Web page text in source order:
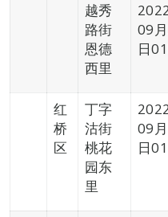
越秀
路街
恩德
西里
09
日
红
桥
区
丁字
沽街
桃花
园东
里
09
日